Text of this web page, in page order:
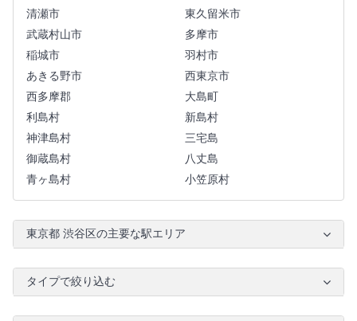
清瀬市
東久留米市
武蔵村山市
多摩市
稲城市
羽村市
あきる野市
西東京市
西多摩郡
大島町
利島村
新島村
神津島村
三宅島
御蔵島村
八丈島
青ヶ島村
小笠原村
東京都 渋谷区の主要な駅エリア
タイプで絞り込む